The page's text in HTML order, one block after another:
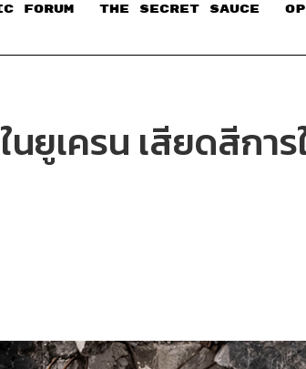
FORUM THE SECRET SAUCE​
ยูเครน เสียดสีการ